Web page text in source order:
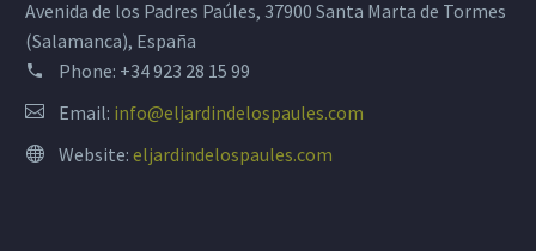
Avenida de los Padres Paúles, 37900 Santa Marta de Tormes
(Salamanca), España
Phone: +34 923 28 15 99
Email: info@eljardindelospaules.com
Website: eljardindelospaules.com